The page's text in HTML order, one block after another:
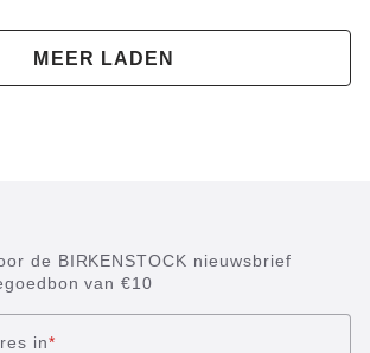
MEER LADEN
de BIRKENSTOCK nieuwsbrief
van €10
in*